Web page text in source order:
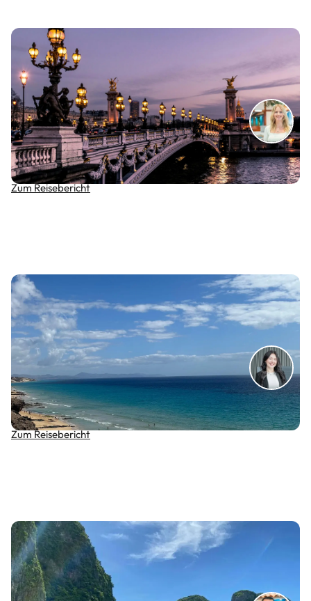
Wenn Paris funkelt – Winterzauber in der Stadt der
Liebe
Zum Reisebericht
Aldiana Club Fuerteventura: Tapas, TikTok &
Traumstrand – mein Reisebericht
Zum Reisebericht